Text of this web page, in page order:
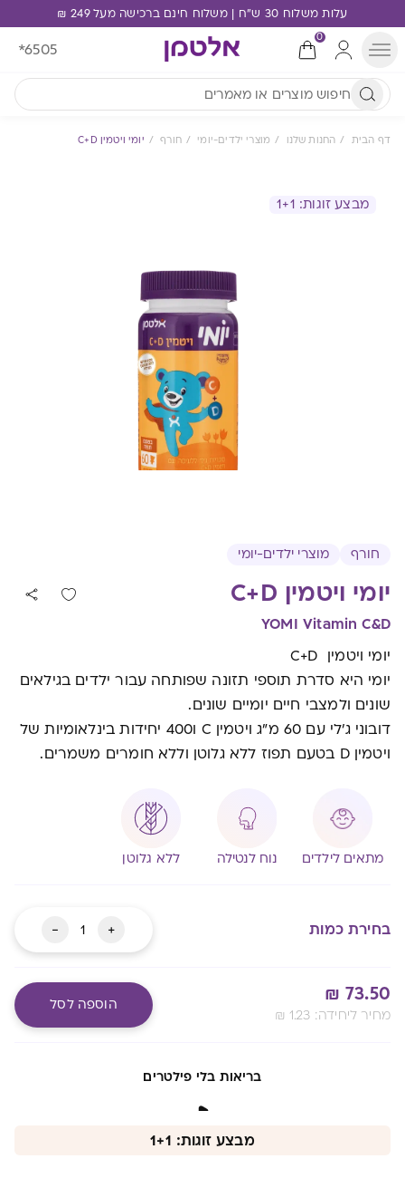
עלות משלוח 30 ש"ח | משלוח חינם ברכישה מעל 249 ₪
0
*6505
דף הבית החנות שלנו מוצרי ילדים-יומי חורף יומי ויטמין C+D
מבצע זוגות: 1+1
חורף מוצרי ילדים-יומי
יומי ויטמין C+D
YOMI Vitamin C&D
יומי ויטמין C+D
יומי היא סדרת תוספי תזונה שפותחה עבור ילדים בגילאים
שונים ולמצבי חיים יומיים שונים.
דובוני ג'לי עם 60 מ"ג ויטמין C ו400 יחידות בינלאומיות של
ויטמין D בטעם תפוז ללא גלוטן וללא חומרים משמרים.
מתאים לילדים נוח לנטילה ללא גלוטן
בחירת כמות +
כמות
של
יומי
ויטמין
C+D
-
₪ 73.50
₪ 1.23 :מחיר ליחידה
הוספה לסל
בריאות בלי פילטרים
מבצע זוגות: 1+1